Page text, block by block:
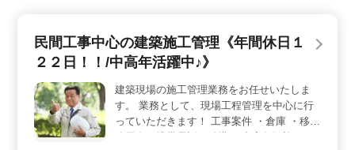
ができます。 ＜働きやすさ＞ 君津駅からのアクセ
スが良好で、車通勤も可能です。残業が少なめで、週5日
がしやすい環境です。年間休日110日でリフレッシュも十
分に取れます。 ＜福利厚生＞ 社会保険完備や実費
支給の通勤手当、年2回の賞与など、待遇面も充実してい
ます。禁煙の職場環境が整備されており、健康をサポー
民間工事中心の建築施工管理《年間休日１
２２日！！/中高年活躍中♪》
建築現場の施工管理業務をお任せいたしま
す。 業務として、現場工程管理を中心に行
っていただきます！ 工事案件 ・倉庫 ・移動